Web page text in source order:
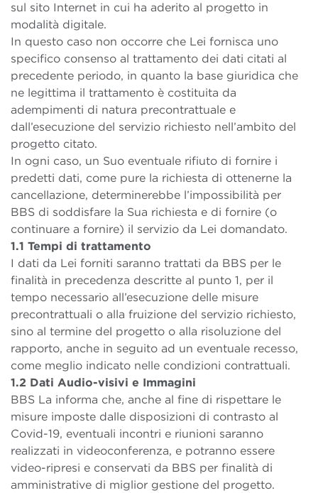
sul sito Internet in cui ha aderito al progetto in
modalità digitale.
In questo caso non occorre che Lei fornisca uno
specifico consenso al trattamento dei dati citati al
precedente periodo, in quanto la base giuridica che
ne legittima il trattamento è costituita da
adempimenti di natura precontrattuale e
dall’esecuzione del servizio richiesto nell’ambito del
progetto citato.
In ogni caso, un Suo eventuale rifiuto di fornire i
predetti dati, come pure la richiesta di ottenerne la
cancellazione, determinerebbe l’impossibilità per
BBS di soddisfare la Sua richiesta e di fornire (o
continuare a fornire) il servizio da Lei domandato.
1.1 Tempi di trattamento
I dati da Lei forniti saranno trattati da BBS per le
finalità in precedenza descritte al punto 1, per il
tempo necessario all’esecuzione delle misure
precontrattuali o alla fruizione del servizio richiesto,
sino al termine del progetto o alla risoluzione del
rapporto, anche in seguito ad un eventuale recesso,
come meglio indicato nelle condizioni contrattuali.
1.2 Dati Audio-visivi e Immagini
BBS La informa che, anche al fine di rispettare le
misure imposte dalle disposizioni di contrasto al
Covid-19, eventuali incontri e riunioni saranno
realizzati in videoconferenza, e potranno essere
video-ripresi e conservati da BBS per finalità di
amministrative di miglior gestione del progetto.